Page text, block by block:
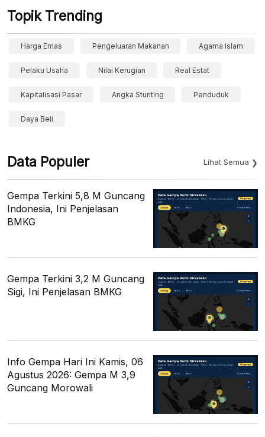
Topik Trending
Harga Emas Pengeluaran Makanan Agama Islam
Pelaku Usaha Nilai Kerugian Real Estat
Kapitalisasi Pasar Angka Stunting Penduduk
Daya Beli
Data Populer Lihat Semua
Gempa Terkini 5,8 M Guncang
Indonesia, Ini Penjelasan
BMKG
Gempa Terkini 3,2 M Guncang
Sigi, Ini Penjelasan BMKG
Info Gempa Hari Ini Kamis, 06
Agustus 2026: Gempa M 3,9
Guncang Morowali